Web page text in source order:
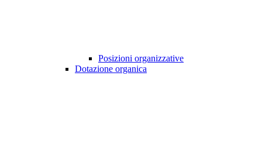
Posizioni organizzative
Dotazione organica